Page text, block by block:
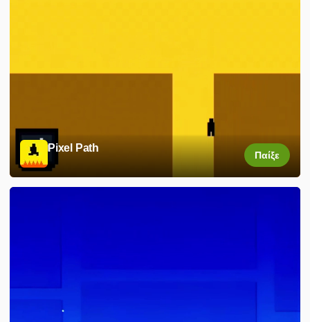
Pixel Path
Παίξε